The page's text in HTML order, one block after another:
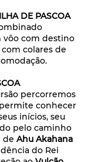
DE PASCOA
vôo com destino
colares de
percorremos
conhecer
inícios, seu
pelo caminho
deAhu Akahana
do Rei